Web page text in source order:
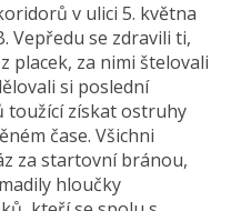
v ulici 5. května
Vepředu se zdravili ti,
placek, za nimi štelovali
si poslední
toužící získat ostruhy
čase. Všichni
za startovní bránou,
hloučky